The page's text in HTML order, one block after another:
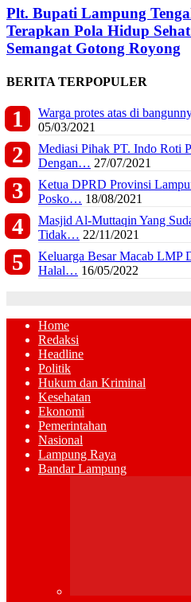
Plt. Bupati Lampung
Terapkan Pola Hidup
Semangat Gotong Royong
BERITA TERPOPULER
Warga protes atas di
05/03/2021
Mediasi Pihak PT. Indo Roti
Dengan… 27/07/2021
Ketua DPRD Provinsi
Posko… 18/08/2021
Masjid Al-Muttaqin Yang
Tidak… 22/11/2021
Keluarga Besar Macab LMP
Halal… 16/05/2022
Home
Redaksi
Headline
Politik
Hukum dan Kriminal
Kesehatan
Ekonomi
Pemerintahan
Nasional
Lampung Raya
Bandar Lampung